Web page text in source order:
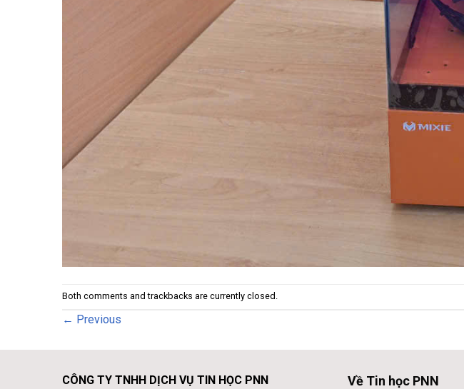
Both comments and trackbacks are currently closed.
← Previous
CÔNG TY TNHH DỊCH VỤ TIN HỌC PNN Về Tin học PNN